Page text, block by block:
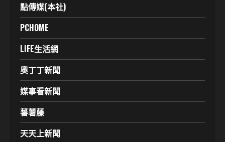
點傳媒(本社)
PCHOME
LIFE生活網
奧丁丁新聞
媒事看新聞
蕃薯藤
天天上新聞